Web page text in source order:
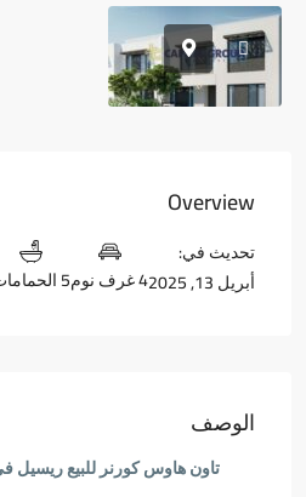
Overview
تحديث في:
أبريل 13, 2025
4 غرف نوم 5 الحمامات
الوصف
تاون هاوس كورنر للبيع ريسيل